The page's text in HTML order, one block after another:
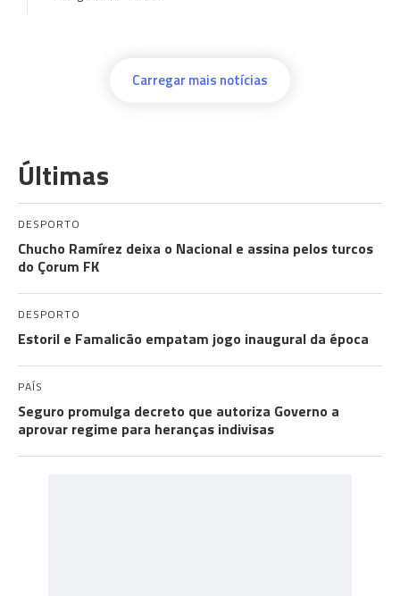
Carregar mais notícias
Últimas
DESPORTO
Chucho Ramírez deixa o Nacional e assina pelos turcos
do Çorum FK
DESPORTO
Estoril e Famalicão empatam jogo inaugural da época
PAÍS
Seguro promulga decreto que autoriza Governo a
aprovar regime para heranças indivisas